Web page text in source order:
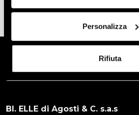
Personalizza
Rifiuta
BI. ELLE di Agosti & C. s.a.s